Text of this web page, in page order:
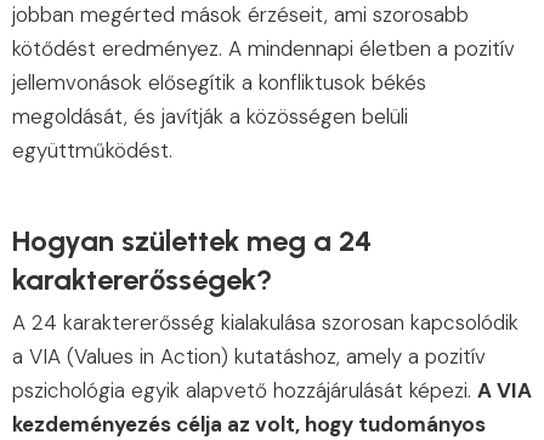
jobban megérted mások érzéseit, ami szorosabb
kötődést eredményez. A mindennapi életben a pozitív
jellemvonások elősegítik a konfliktusok békés
megoldását, és javítják a közösségen belüli
együttműködést.
Hogyan születtek meg a 24
karaktererősségek?
A 24 karaktererősség kialakulása szorosan kapcsolódik
a VIA (Values in Action) kutatáshoz, amely a pozitív
pszichológia egyik alapvető hozzájárulását képezi. A VIA
kezdeményezés célja az volt, hogy tudományos